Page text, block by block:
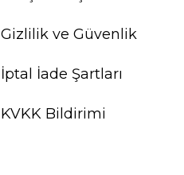
Gizlilik ve Güvenlik
İptal İade Şartları
KVKK Bildirimi